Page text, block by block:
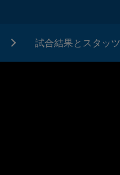
試合結果とスタッツ